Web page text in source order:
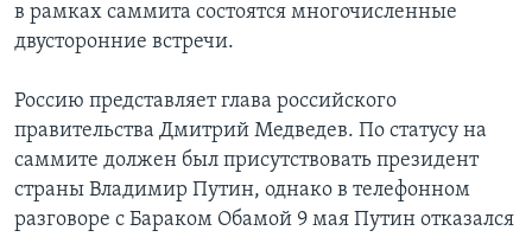
в рамках саммита состоятся многочисленные
двусторонние встречи.
Россию представляет глава российского
правительства Дмитрий Медведев. По статусу на
саммите должен был присутствовать президент
страны Владимир Путин, однако в телефонном
разговоре с Бараком Обамой 9 мая Путин отказался